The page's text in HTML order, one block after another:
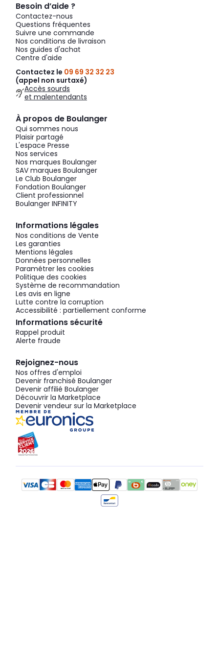
Besoin d’aide ?
Contactez-nous
Questions fréquentes
Suivre une commande
Nos conditions de livraison
Nos guides d'achat
Centre d'aide
Contactez le 09 69 32 32 23
(appel non surtaxé)
Accès sourds
et malentendants
À propos de Boulanger
Qui sommes nous
Plaisir partagé
L'espace Presse
Nos services
Nos marques Boulanger
SAV marques Boulanger
Le Club Boulanger
Fondation Boulanger
Client professionnel
Boulanger INFINITY
Informations légales
Nos conditions de Vente
Les garanties
Mentions légales
Données personnelles
Paramétrer les cookies
Politique des cookies
Système de recommandation
Les avis en ligne
Lutte contre la corruption
Accessibilité : partiellement conforme
Informations sécurité
Rappel produit
Alerte fraude
Rejoignez-nous
Nos offres d'emploi
Devenir franchisé Boulanger
Devenir affilié Boulanger
Découvrir la Marketplace
Devenir vendeur sur la Marketplace